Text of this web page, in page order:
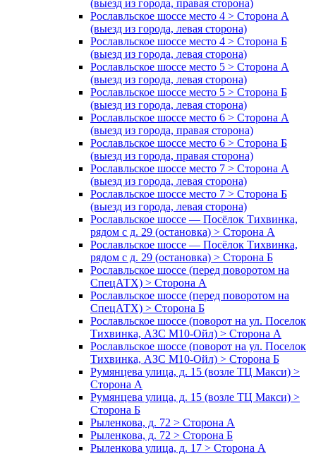
(выезд из города, правая сторона)
Рославльское шоссе место 4 > Сторона А
(выезд из города, левая сторона)
Рославльское шоссе место 4 > Сторона Б
(выезд из города, левая сторона)
Рославльское шоссе место 5 > Сторона А
(выезд из города, левая сторона)
Рославльское шоссе место 5 > Сторона Б
(выезд из города, левая сторона)
Рославльское шоссе место 6 > Сторона А
(выезд из города, правая сторона)
Рославльское шоссе место 6 > Сторона Б
(выезд из города, правая сторона)
Рославльское шоссе место 7 > Сторона А
(выезд из города, левая сторона)
Рославльское шоссе место 7 > Сторона Б
(выезд из города, левая сторона)
Рославльское шоссе — Посёлок Тихвинка,
рядом с д. 29 (остановка) > Сторона А
Рославльское шоссе — Посёлок Тихвинка,
рядом с д. 29 (остановка) > Сторона Б
Рославльское шоссе (перед поворотом на
СпецАТХ) > Сторона А
Рославльское шоссе (перед поворотом на
СпецАТХ) > Сторона Б
Рославльское шоссе (поворот на ул. Поселок
Тихвинка, АЗС М10-Ойл) > Сторона А
Рославльское шоссе (поворот на ул. Поселок
Тихвинка, АЗС М10-Ойл) > Сторона Б
Румянцева улица, д. 15 (возле ТЦ Макси) >
Сторона А
Румянцева улица, д. 15 (возле ТЦ Макси) >
Сторона Б
Рыленкова, д. 72 > Сторона А
Рыленкова, д. 72 > Сторона Б
Рыленкова улица, д. 17 > Сторона А